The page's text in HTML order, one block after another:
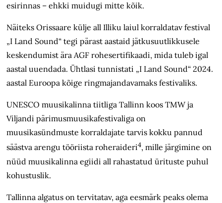
esirinnas – ehkki muidugi mitte kõik.
Näiteks Orissaare külje all Illiku laiul korraldatav festival
„I Land Sound“ tegi pärast aastaid jätkusuutlikkusele
keskendumist ära AGF rohesertifikaadi, mida tuleb igal
aastal uuendada. Ühtlasi tunnistati „I Land Sound“ 2024.
aastal Euroopa kõige ringmajandavamaks festivaliks.
UNESCO muusikalinna tiitliga Tallinn koos TMW ja
Viljandi pärimusmuusikafestivaliga on
muusikasündmuste korraldajate tarvis kokku pannud
säästva arengu tööriista roheraideri4, mille järgimine on
nüüd muusikalinna egiidi all rahastatud ürituste puhul
kohustuslik.
Tallinna algatus on tervitatav, aga eesmärk peaks olema